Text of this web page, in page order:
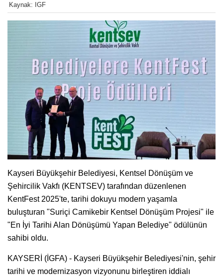
Kaynak: IGF
Kayseri Büyükşehir Belediyesi, Kentsel Dönüşüm ve
Şehircilik Vakfı (KENTSEV) tarafından düzenlenen
KentFest 2025'te, tarihi dokuyu modern yaşamla
buluşturan "Suriçi Camikebir Kentsel Dönüşüm Projesi" ile
"En İyi Tarihi Alan Dönüşümü Yapan Belediye" ödülünün
sahibi oldu.
KAYSERİ (İGFA) - Kayseri Büyükşehir Belediyesi'nin, şehir
tarihi ve modernizasyon vizyonunu birleştiren iddialı